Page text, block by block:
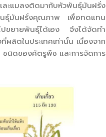
ละแมลงติดมากับหัวพันธุ์มันฝรั่ง
นธุ์มันฝรั่งคุณภาพ เพื่อทดแทน
ปขยายพันธุ์ได้เอง จึงได้จัดทำ
ลิตในประเทศเท่านั้น เนื่องจาก
นิดของศัตรูพืช และการจัดการ